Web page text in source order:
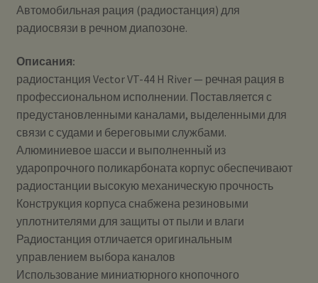
Автомобильная рация (радиостанция) для
радиосвязи в речном диапозоне.
Описания:
радиостанция Vector VT-44 H River — речная рация в
профессиональном исполнении. Поставляется с
предустановленными каналами, выделенными для
связи с судами и береговыми службами.
Алюминиевое шасси и выполненный из
ударопрочного поликарбоната корпус обеспечивают
радиостанции высокую механическую прочность
Конструкция корпуса снабжена резиновыми
уплотнителями для защиты от пыли и влаги
Радиостанция отличается оригинальным
управлением выбора каналов
Использование миниатюрного кнопочного